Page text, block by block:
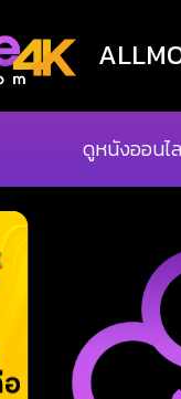
ดูหนังออนไ